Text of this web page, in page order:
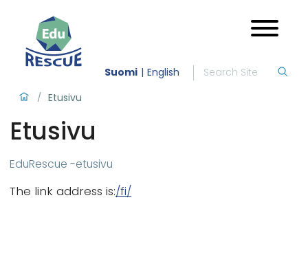
Suomi English
/ Etusivu
Etusivu
EduRescue -etusivu
The link address is:/fi/